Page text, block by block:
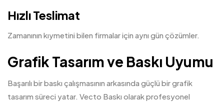
Hızlı Teslimat
Zamanının kıymetini bilen firmalar için aynı gün çözümler.
Grafik Tasarım ve Baskı Uyumu
Başarılı bir baskı çalışmasının arkasında güçlü bir grafik
tasarım süreci yatar. Vecto Baskı olarak profesyonel